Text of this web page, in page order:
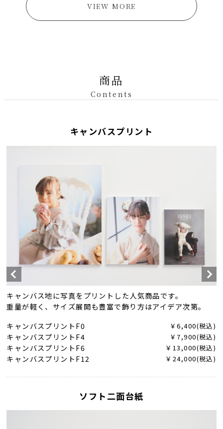
VIEW MORE
商品
Contents
キャンバスプリント
キャンバス地に写真をプリントした人気商品です。
重量が軽く、サイズ展開も豊富で飾り方はアイデア次第。
キャンバスプリントF0 ￥6,400(税込)
キャンバスプリントF4 ￥7,900(税込)
キャンバスプリントF6 ￥13,000(税込)
キャンバスプリントF12 ￥24,000(税込)
ソフト二面台紙